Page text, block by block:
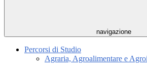
navigazione
Percorsi di Studio
Agraria, Agroalimentare e